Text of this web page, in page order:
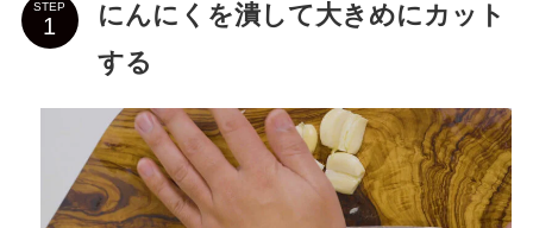
STEP
にんにくを潰して大きめにカット
する